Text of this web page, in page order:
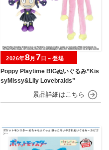
Poppy Playtime BIGぬいぐるみ”Kis
syMissy&Lily Lovebraids”
2026年8月 7日～登場